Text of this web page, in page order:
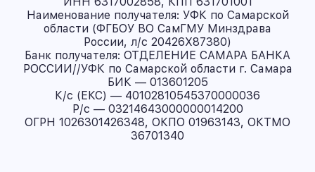
Наименование получателя: УФК по Самарской
области (ФГБОУ ВО СамГМУ Минздрава
России, л/с 20426X87380)
Банк получателя: ОТДЕЛЕНИЕ САМАРА БАНКА
РОССИИ//УФК по Самарской области г. Самара
БИК — 013601205
К/с (ЕКС) — 40102810545370000036
Р/с — 03214643000000014200
ОГРН 1026301426348, ОКПО 01963143, ОКТМО
36701340